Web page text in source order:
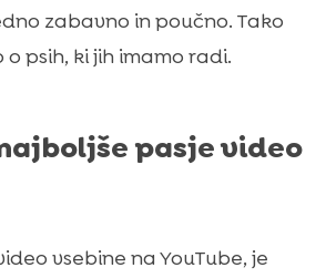
zabavno in poučno. Tako
psih, ki jih imamo radi.
pasje video
vsebine na YouTube, je